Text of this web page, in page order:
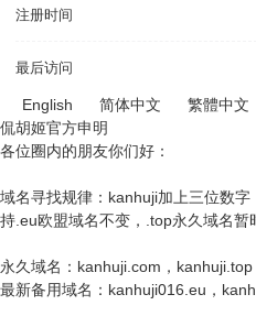
注册时间
最后访问
English 简体中文
繁體中文
侃胡姬官方申明
各位圈内的朋友你们好：
域名寻找规律：kanhuji加上三位数
持.eu欧盟域名不变，.top永久域名暂
永久域名：kanhuji.com，kanhuji.top
最新备用域名：kanhuji016.eu，